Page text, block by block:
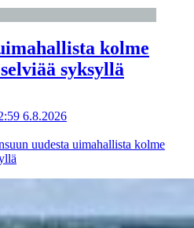
kolme
syksyllä
6.8.2026
uudesta uimahallista kolme